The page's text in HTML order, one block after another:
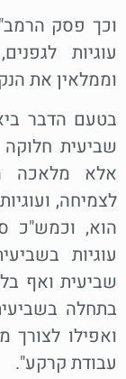
וכך פסק
עוגיות
וממלאין את
בטעם הדבר
שביעית
אלא מלאכה
לצמיחה,
הוא, וכמש"כ
עוגיות
שביעית ואף
בתחלה
ואפילו לצורך
עבודת קרקע".